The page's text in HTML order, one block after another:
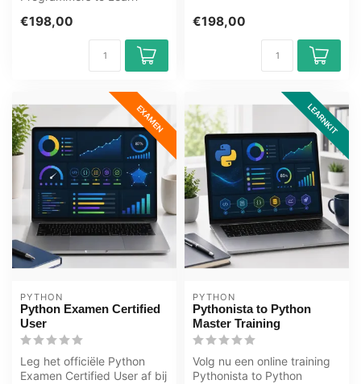
Gecertifi...
€198,00 €198,00
EXAMEN
PYTHON
Python Examen Certified
User
Leg het officiële Python
Examen Certified User af bij
LEARNKIT
PYTHON
Pythonista to Python
Master Training
Volg nu een online training
Pythonista to Python